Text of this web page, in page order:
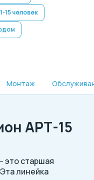
15 человек
Монтаж
АРТ-15
это старшая
линейка